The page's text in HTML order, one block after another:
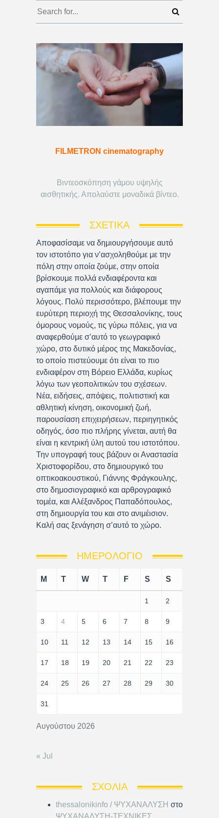
FILMETRON cinematography
Βιντεοσκόπηση γάμου υψηλής
αισθητικής. Απολαύστε μοναδικά βίντεο.
ΣΧΕΤΙΚΆ
Αποφασίσαμε να δημιουργήσουμε αυτό
τον ιστοτόπο για ν’ασχοληθούμε με την
πόλη στην οποία ζούμε, στην οποία
βρίσκουμε πολλά ενδιαφέροντα και
αγαπάμε για πολλούς και διάφορους
λόγους. Πολύ περισσότερο, βλέπουμε την
ευρύτερη περιοχή της Θεσσαλονίκης, τους
όμορους νομούς, τις γύρω πόλεις, για να
αναφερθούμε σ’αυτό το γεωγραφικό
χώρο, στο δυτικό μέρος της Μακεδονίας,
το οποίο πιστεύουμε ότι είναι το πιο
ενδιαφέρον στη Βόρειο Ελλάδα, κυρίως
λόγω των γεοπολιτικών του σχέσεων.
Νέα, ειδήσεις, απόψεις, πολιτιστική και
αθλητική κίνηση, οικονομική ζωή,
παρουσίαση επιχειρήσεων, περιηγητικός
οδηγός, όσο πιο πλήρης γίνεται, αυτή θα
είναι η κεντρική ύλη αυτού του ιστοτόπου.
Την υπογραφή τους βάζουν οι Αναστασία
Χριστοφορίδου, στο δημιουργικό του
οπτικοακουστικού, Γιάννης Φράγκουλης,
στο δημοσιογραφικό και αρθρογραφικό
τομέα, και Αλέξανδρος Παπαδόπουλος,
στη δημιουργία του και στο ανιμέισιον.
Καλή σας ξενάγηση σ’αυτό το χώρο.
ΗΜΕΡΟΛΌΓΙΟ
Αυγούστου 2026
M T W T F S S
1 2
3 4 5 6 7 8 9
10 11 12 13 14 15 16
17 18 19 20 21 22 23
24 25 26 27 28 29 30
31
« Jul
ΣΧΌΛΙΑ
thessalonikinfo / ΨΥΧΑΝΑΛΥΣΗ στο
ΨΥΧΑΝΑΛΥΣΗ-ΤΕΧΝΙΚΕΣ